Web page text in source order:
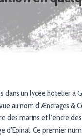
dans un lycée hôtelier
au nom d’Æncrages &
des marins et l’encre
d’Epinal. Ce premier